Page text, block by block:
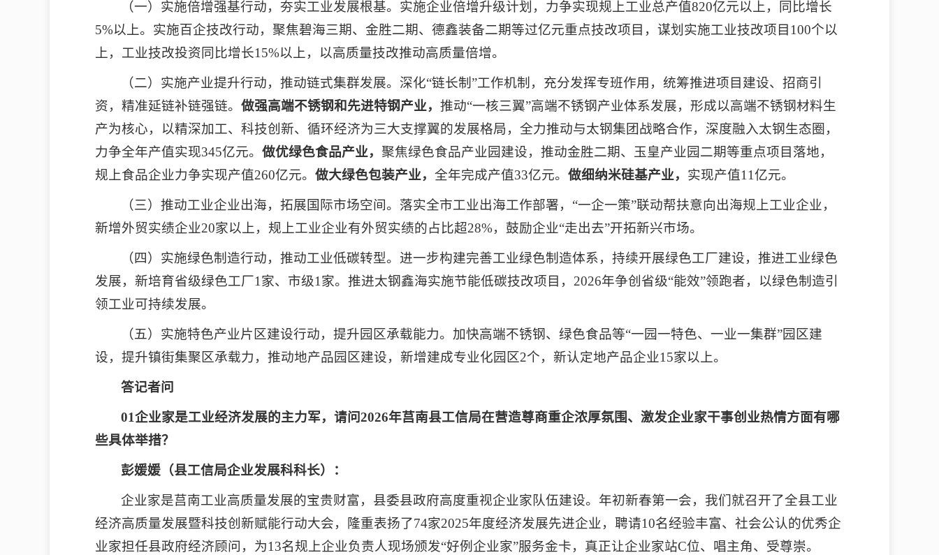
（一）实施倍增强基行动，夯实工业发展根基。实施企业倍增升级计划，力争实现规上工业总产值820亿元以上，同比增长
5%以上。实施百企技改行动，聚焦碧海三期、金胜二期、德鑫装备二期等过亿元重点技改项目，谋划实施工业技改项目100个以
上，工业技改投资同比增长15%以上，以高质量技改推动高质量倍增。
（二）实施产业提升行动，推动链式集群发展。深化“链长制”工作机制，充分发挥专班作用，统筹推进项目建设、招商引
资，精准延链补链强链。 做强高端不锈钢和先进特钢产业， 推动“一核三翼”高端不锈钢产业体系发展，形成以高端不锈钢材料生
产为核心，以精深加工、科技创新、循环经济为三大支撑翼的发展格局，全力推动与太钢集团战略合作，深度融入太钢生态圈，
力争全年产值实现345亿元。 做优绿色食品产业， 聚焦绿色食品产业园建设，推动金胜二期、玉皇产业园二期等重点项目落地，
规上食品企业力争实现产值260亿元。 做大绿色包装产业， 全年完成产值33亿元。 做细纳米硅基产业， 实现产值11亿元。
（三）推动工业企业出海，拓展国际市场空间。落实全市工业出海工作部署，“一企一策”联动帮扶意向出海规上工业企业，
新增外贸实绩企业20家以上，规上工业企业有外贸实绩的占比超28%，鼓励企业“走出去”开拓新兴市场。
（四）实施绿色制造行动，推动工业低碳转型。进一步构建完善工业绿色制造体系，持续开展绿色工厂建设，推进工业绿色
发展，新培育省级绿色工厂1家、市级1家。推进太钢鑫海实施节能低碳技改项目，2026年争创省级“能效”领跑者，以绿色制造引
领工业可持续发展。
（五）实施特色产业片区建设行动，提升园区承载能力。加快高端不锈钢、绿色食品等“一园一特色、一业一集群”园区建
设，提升镇街集聚区承载力，推动地产品园区建设，新增建成专业化园区2个，新认定地产品企业15家以上。
答记者问
01企业家是工业经济发展的主力军，请问2026年莒南县工信局在营造尊商重企浓厚氛围、激发企业家干事创业热情方面有哪
些具体举措？
彭媛媛（县工信局企业发展科科长）：
企业家是莒南工业高质量发展的宝贵财富，县委县政府高度重视企业家队伍建设。年初新春第一会，我们就召开了全县工业
经济高质量发展暨科技创新赋能行动大会，隆重表扬了74家2025年度经济发展先进企业，聘请10名经验丰富、社会公认的优秀企
业家担任县政府经济顾问，为13名规上企业负责人现场颁发“好例企业家”服务金卡，真正让企业家站C位、唱主角、受尊崇。